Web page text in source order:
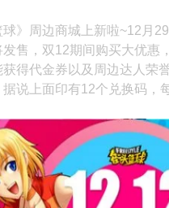
周边商城上新啦~12月29
发售，双12期间购买大优惠
得代金券以及周边达人荣
说上面印有12个兑换码，